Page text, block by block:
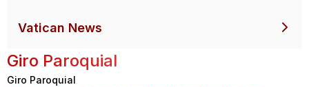
Vatican News
Giro Paroquial
Giro Paroquial